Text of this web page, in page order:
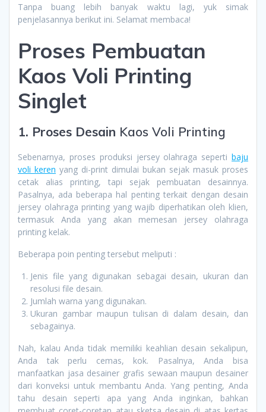
Tanpa buang lebih banyak waktu lagi, yuk simak
penjelasannya berikut ini. Selamat membaca!
Proses Pembuatan
Kaos Voli Printing
Singlet
1. Proses Desain Kaos Voli Printing
Sebenarnya, proses produksi jersey olahraga seperti baju
voli keren yang di-print dimulai bukan sejak masuk proses
cetak alias printing, tapi sejak pembuatan desainnya.
Pasalnya, ada beberapa hal penting terkait dengan desain
jersey olahraga printing yang wajib diperhatikan oleh klien,
termasuk Anda yang akan memesan jersey olahraga
printing kelak.
Beberapa poin penting tersebut meliputi :
Jenis file yang digunakan sebagai desain, ukuran dan
resolusi file desain.
Jumlah warna yang digunakan.
Ukuran gambar maupun tulisan di dalam desain, dan
sebagainya.
Nah, kalau Anda tidak memiliki keahlian desain sekalipun,
Anda tak perlu cemas, kok. Pasalnya, Anda bisa
manfaatkan jasa desainer grafis sewaan maupun desainer
dari konveksi untuk membantu Anda. Yang penting, Anda
tahu desain seperti apa yang Anda inginkan, bahkan